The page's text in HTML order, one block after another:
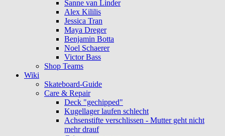
Sanne van Linder
Alex Kililis
Jessica Tran
Maya Dreger
Benjamin Botta
Noel Schaerer
Victor Bass
Shop Teams
Wiki
Skateboard-Guide
Care & Repair
Deck "gechipped"
Kugellager laufen schlecht
Achsenstifte verschlissen - Mutter geht nicht
mehr drauf